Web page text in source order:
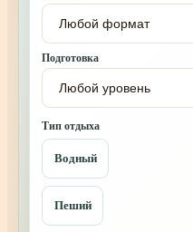
Подготовка
Тип отдыха
Водный
Пеший